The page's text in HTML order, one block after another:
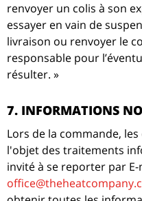
renvoyer un colis à son
essayer en vain de
livraison ou renvoyer le
responsable pour
résulter. »
7. INFORMATIONS
Lors de la commande,
l'objet des traitements
invité à se reporter par